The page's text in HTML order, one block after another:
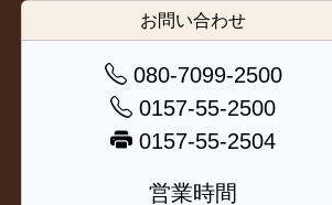
お問い合わせ
080-7099-2500
0157-55-2500
0157-55-2504
営業時間